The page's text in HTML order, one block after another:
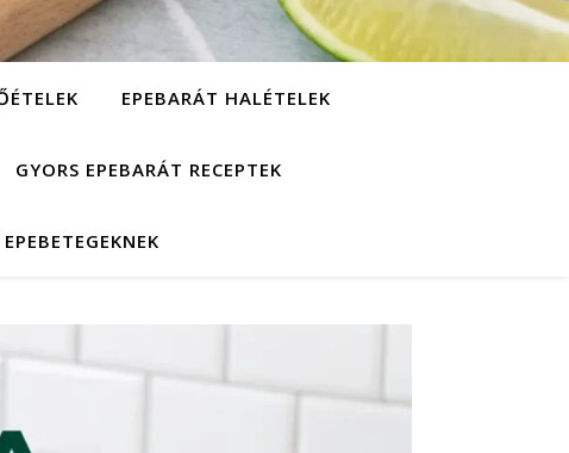
EPEBARÁT HALÉTELEK
GYORS EPEBARÁT RECEPTEK